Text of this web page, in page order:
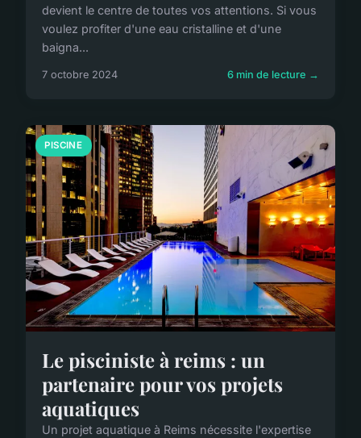
devient le centre de toutes vos attentions. Si vous
voulez profiter d'une eau cristalline et d'une
baigna...
7 octobre 2024 6 min de lecture →
PISCINE
Le pisciniste à reims : un
partenaire pour vos projets
aquatiques
Un projet aquatique à Reims nécessite l'expertise